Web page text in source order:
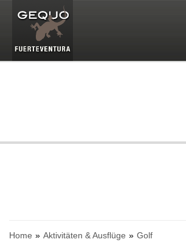
Home Aktivitäten & Ausflüge Golf